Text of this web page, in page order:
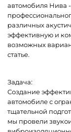
автомобиля Нива
различных
эффективную и
возможных
статье.
Задача:
Создание
автомобиле с
тщательной
мы провели